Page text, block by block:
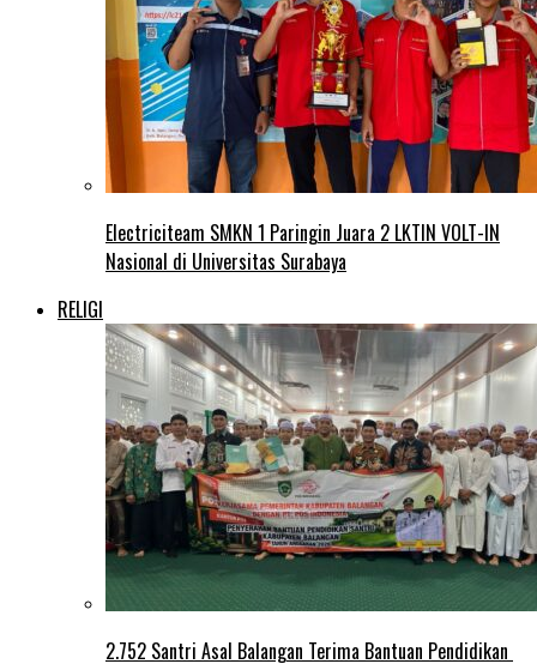
Electriciteam SMKN 1 Paringin Juara 2 LKTIN VOLT-IN
Nasional di Universitas Surabaya
RELIGI
2.752 Santri Asal Balangan Terima Bantuan Pendidikan